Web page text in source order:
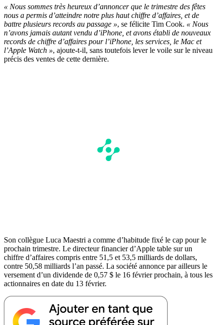
« Nous sommes très heureux d’annoncer que le trimestre des fêtes
nous a permis d’atteindre notre plus haut chiffre d’affaires, et de
battre plusieurs records au passage », se félicite Tim Cook. « Nous
n’avons jamais autant vendu d’iPhone, et avons établi de nouveaux
records de chiffre d’affaires pour l’iPhone, les services, le Mac et
l’Apple Watch », ajoute-t-il, sans toutefois lever le voile sur le niveau
précis des ventes de cette dernière.
Son collègue Luca Maestri a comme d’habitude fixé le cap pour le
prochain trimestre. Le directeur financier d’Apple table sur un
chiffre d’affaires compris entre 51,5 et 53,5 milliards de dollars,
contre 50,58 milliards l’an passé. La société annonce par ailleurs le
versement d’un dividende de 0,57 $ le 16 février prochain, à tous les
actionnaires en date du 13 février.